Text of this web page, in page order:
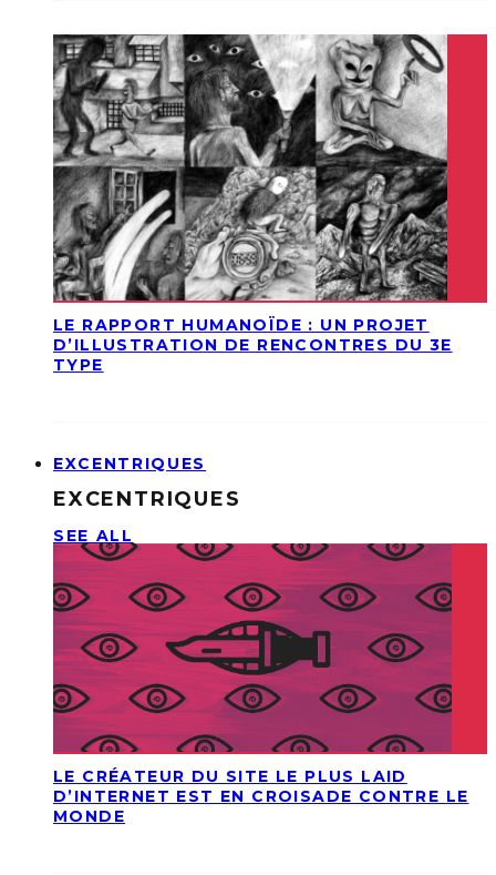
LE RAPPORT HUMANOÏDE : UN PROJET
D’ILLUSTRATION DE RENCONTRES DU 3E
TYPE
EXCENTRIQUES
EXCENTRIQUES
SEE ALL
LE CRÉATEUR DU SITE LE PLUS LAID
D’INTERNET EST EN CROISADE CONTRE LE
MONDE